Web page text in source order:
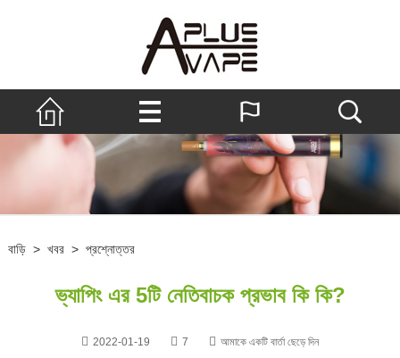
বাড়ি > খবর > প্রশ্নোত্তর
ভ্যাপিং এর 5টি নেতিবাচক প্রভাব কি কি?
2022-01-19 7 আমাকে একটি বার্তা ছেড়ে দিন